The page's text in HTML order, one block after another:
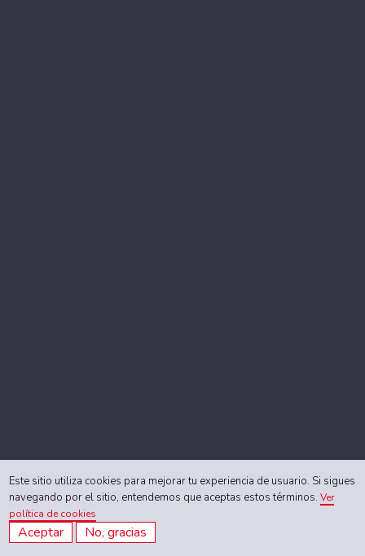
Este sitio utiliza cookies para mejorar tu experiencia de usuario. Si sigues
navegando por el sitio, entendemos que aceptas estos términos.Ver
política de cookies
Aceptar No, gracias